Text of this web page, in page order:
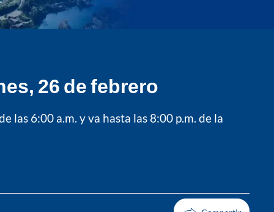
26 de febrero
las 6:00 a.m. y va hasta las 8:00 p.m. de la